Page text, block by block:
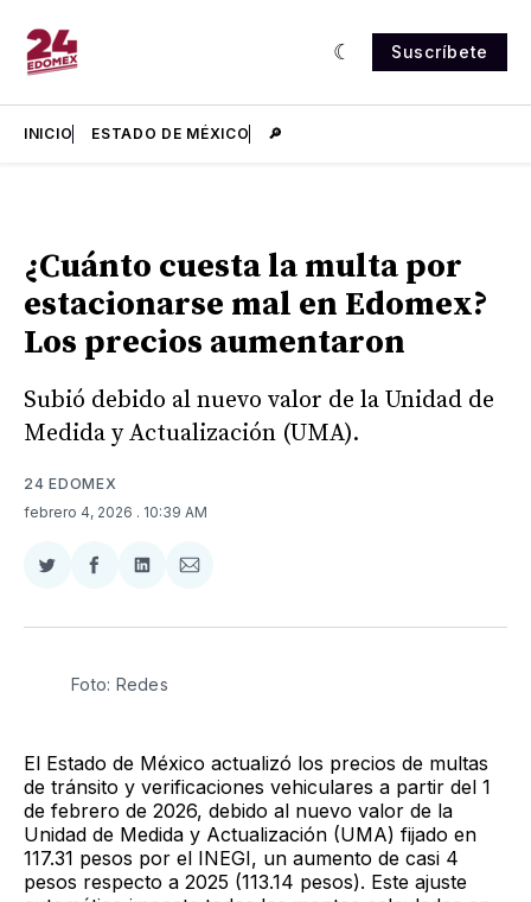
Suscríbete
INICIO ESTADO DE MÉXICO 🔎
¿Cuánto cuesta la multa por
estacionarse mal en Edomex?
Los precios aumentaron
Subió debido al nuevo valor de la Unidad de
Medida y Actualización (UMA).
24 EDOMEX
febrero 4, 2026 . 10:39 AM
Compartir
Twitter
Compartir
Facebook
Compartir
LinkedIn
Compartir
Email
Foto: Redes
El Estado de México actualizó los precios de multas
de tránsito y verificaciones vehiculares a partir del 1
de febrero de 2026, debido al nuevo valor de la
Unidad de Medida y Actualización (UMA) fijado en
117.31 pesos por el INEGI, un aumento de casi 4
pesos respecto a 2025 (113.14 pesos). Este ajuste